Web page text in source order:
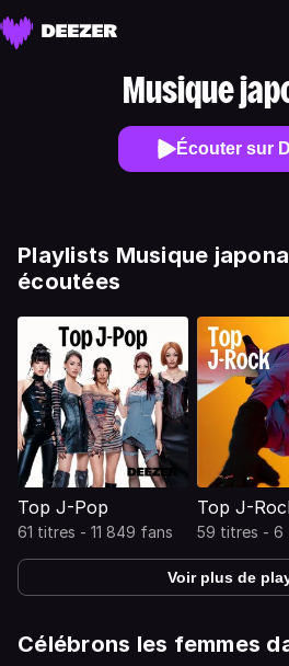
Musique
Écouter sur
Playlists Musique
écoutées
Top J-Pop
61 titres - 11 849 fans
Top J-
59 titres - 6
Voir plus de
Célébrons les femmes